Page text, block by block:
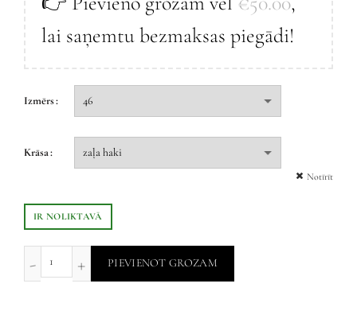
lai saņemtu bezmaksas piegādi!
Izmērs
Krāsa
Notīrīt
IR NOLIKTAVĀ
PIEVIENOT GROZAM